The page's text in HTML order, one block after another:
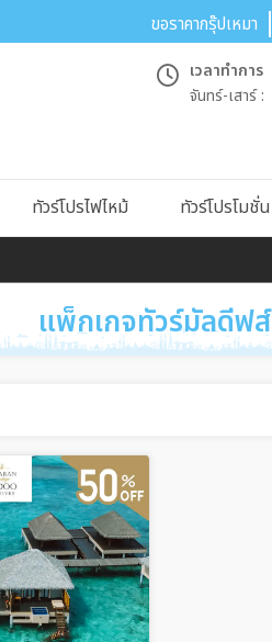
ขอราคากรุ๊ปเหมา
เวลาทำการ
จันทร์-เสาร์ :
ทัวร์โปรไฟไหม้ ทัวร์โปรโมชั่น
แพ็กเกจทัวร์มัลดีฟส์